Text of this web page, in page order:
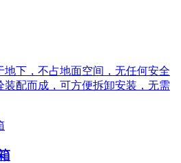
地下，不占地面空间，无任何安全
装配而成，可方便拆卸安装，无需